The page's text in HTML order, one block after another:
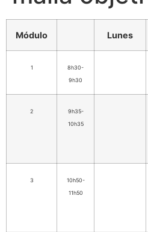
Módulo Lunes
1
8h30-
9h30
2
9h35-
10h35
3
10h50-
11h50